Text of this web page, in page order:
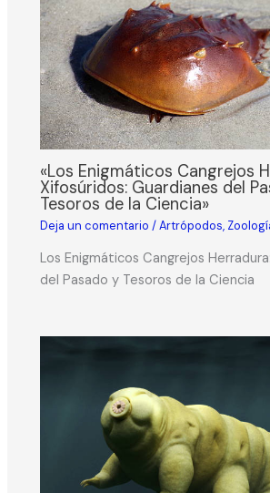
«Los Enigmáticos Cangrejos
Xifosúridos: Guardianes del
Tesoros de la Ciencia»
Deja un comentario /Artrópodos,
Los Enigmáticos Cangrejos
del Pasado y Tesoros de la Ciencia